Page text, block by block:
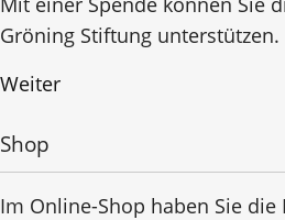
Gröning Stiftung unterstützen.
Weiter
Shop
Im Online-Shop haben Sie die